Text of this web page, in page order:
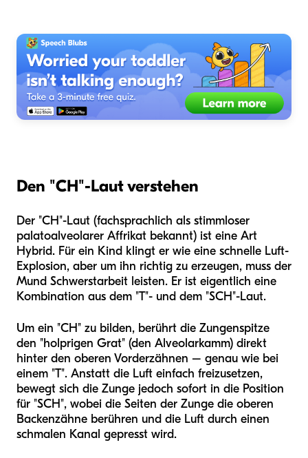
Den "CH"-Laut verstehen
Der "CH"-Laut (fachsprachlich als stimmloser
palatoalveolarer Affrikat bekannt) ist eine Art
Hybrid. Für ein Kind klingt er wie eine schnelle Luft-
Explosion, aber um ihn richtig zu erzeugen, muss der
Mund Schwerstarbeit leisten. Er ist eigentlich eine
Kombination aus dem "T"- und dem "SCH"-Laut.
Um ein "CH" zu bilden, berührt die Zungenspitze
den "holprigen Grat" (den Alveolarkamm) direkt
hinter den oberen Vorderzähnen – genau wie bei
einem "T". Anstatt die Luft einfach freizusetzen,
bewegt sich die Zunge jedoch sofort in die Position
für "SCH", wobei die Seiten der Zunge die oberen
Backenzähne berühren und die Luft durch einen
schmalen Kanal gepresst wird.